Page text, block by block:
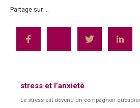
Partage sur ...
stress et l’anxiété
Le stress est devenu un compagnon